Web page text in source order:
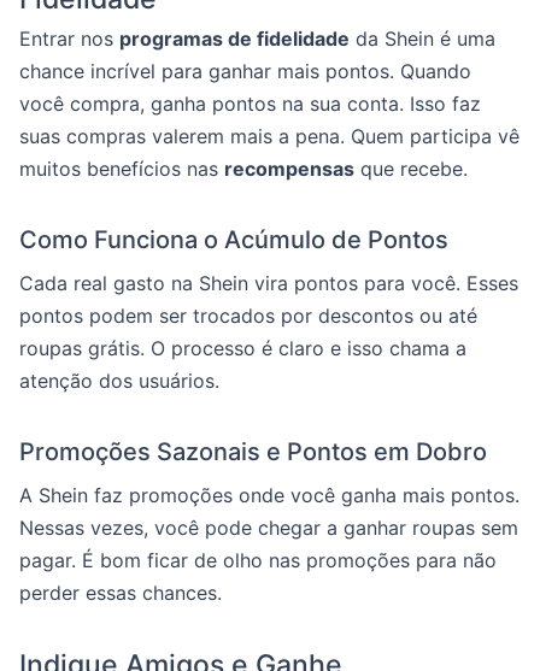
Entrar nos programas de fidelidade da Shein é uma
chance incrível para ganhar mais pontos. Quando
você compra, ganha pontos na sua conta. Isso faz
suas compras valerem mais a pena. Quem participa vê
muitos benefícios nas recompensas que recebe.
Como Funciona o Acúmulo de Pontos
Cada real gasto na Shein vira pontos para você. Esses
pontos podem ser trocados por descontos ou até
roupas grátis. O processo é claro e isso chama a
atenção dos usuários.
Promoções Sazonais e Pontos em Dobro
A Shein faz promoções onde você ganha mais pontos.
Nessas vezes, você pode chegar a ganhar roupas sem
pagar. É bom ficar de olho nas promoções para não
perder essas chances.